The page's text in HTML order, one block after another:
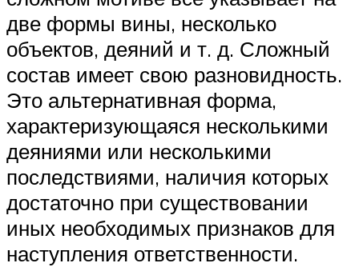
две формы вины, несколько
объектов, деяний и т. д. Сложный
состав имеет свою разновидность.
Это альтернативная форма,
характеризующаяся несколькими
деяниями или несколькими
последствиями, наличия которых
достаточно при существовании
иных необходимых признаков для
наступления ответственности.